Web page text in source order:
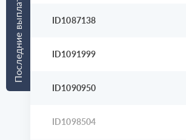
ID1087138
ID1091999
ID1090950
ID1098504